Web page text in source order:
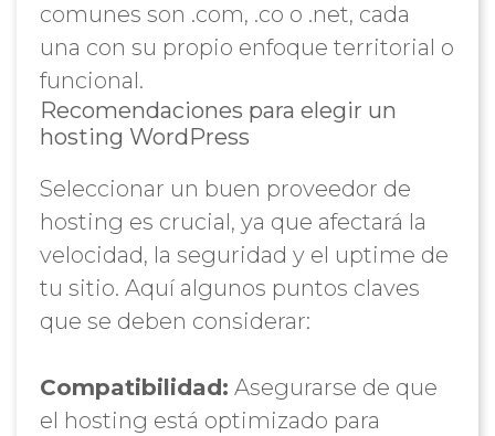
comunes son .com, .co o .net, cada
una con su propio enfoque territorial o
funcional.
Recomendaciones para elegir un
hosting WordPress
Seleccionar un buen proveedor de
hosting es crucial, ya que afectará la
velocidad, la seguridad y el uptime de
tu sitio. Aquí algunos puntos claves
que se deben considerar:
Compatibilidad: Asegurarse de que
el hosting está optimizado para